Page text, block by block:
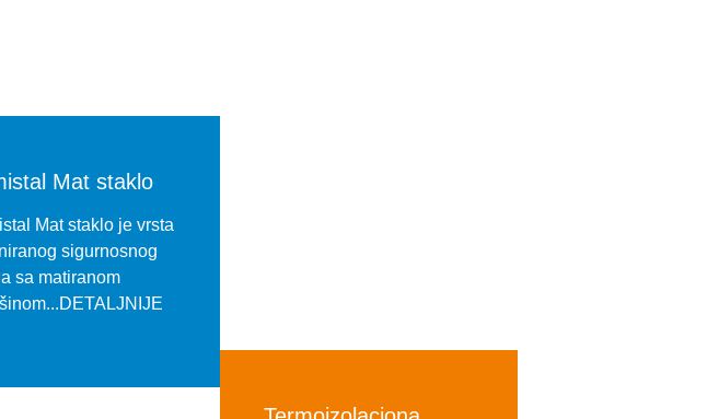
Mat staklo
Mat staklo je vrsta
sigurnosnog
sa matiranom